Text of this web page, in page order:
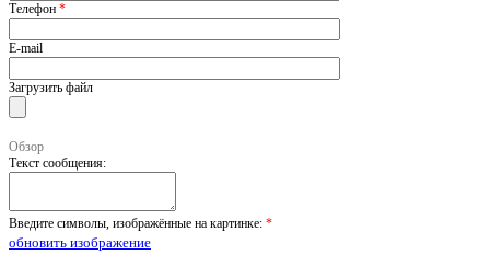
Телефон *
E-mail
Загрузить файл
Обзор
Текст сообщения:
Введите символы, изображённые на картинке: *
обновить изображение